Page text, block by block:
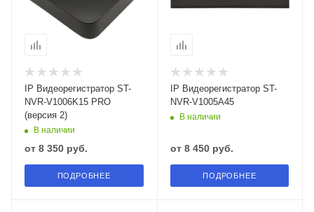
IP Видеорегистратор ST-
NVR-V1006K15 PRO
(версия 2)
В наличии
от 8 350 руб.
ПОДРОБНЕЕ
IP Видеорегистратор ST-
NVR-V1005A45
В наличии
от 8 450 руб.
ПОДРОБНЕЕ